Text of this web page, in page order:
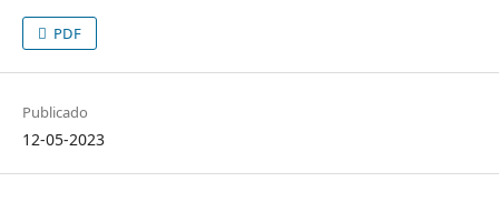
PDF
Publicado
12-05-2023